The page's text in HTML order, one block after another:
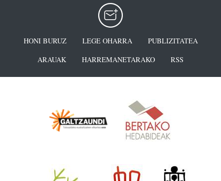
HONI BURUZ LEGE OHARRA
PUBLIZITATEA
ARAUAK
HARREMANETARAKO RSS